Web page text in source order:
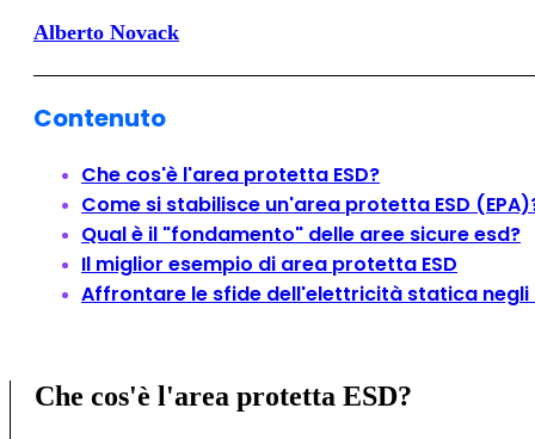
Alberto Novack
Contenuto
Che cos'è l'area protetta ESD?
Come si stabilisce un'area protetta ESD
Qual è il "fondamento" delle aree sicure esd?
Il miglior esempio di area protetta ESD
Affrontare le sfide dell'elettricità statica negli
Che cos'è l'area protetta ESD?